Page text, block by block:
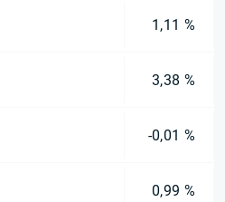
1,11 %
3,38 %
-0,01 %
0,99 %